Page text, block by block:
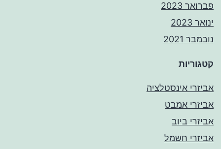
פברואר 2023
ינואר 2023
נובמבר 2021
קטגוריות
אביזרי אינסטלציה
אביזרי אמבט
אביזרי ביוב
אביזרי חשמל